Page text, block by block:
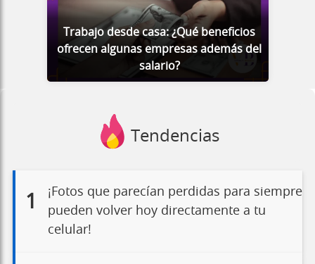
Trabajo desde casa: ¿Qué beneficios
ofrecen algunas empresas además del
salario?
Tendencias
1
¡Fotos que parecían perdidas para siempre
pueden volver hoy directamente a tu
celular!